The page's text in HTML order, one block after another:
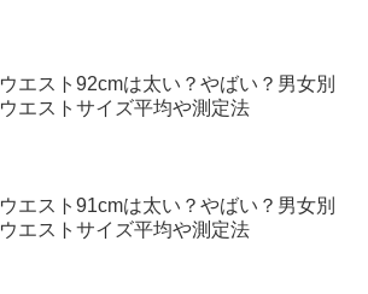
ウエスト92cmは太い？やばい？男女別
ウエストサイズ平均や測定法
ウエスト91cmは太い？やばい？男女別
ウエストサイズ平均や測定法